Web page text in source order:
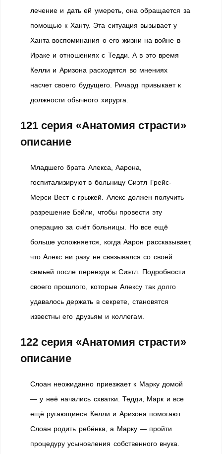
лечение и дать ей умереть, она обращается за
помощью к Ханту. Эта ситуация вызывает у
Ханта воспоминания о его жизни на войне в
Ираке и отношениях с Тедди. А в это время
Келли и Аризона расходятся во мнениях
насчет своего будущего. Ричард привыкает к
должности обычного хирурга.
121 серия «Анатомия страсти»
описание
Младшего брата Алекса, Аарона,
госпитализируют в больницу Сиэтл Грейс-
Мерси Вест с грыжей. Алекс должен получить
разрешение Бэйли, чтобы провести эту
операцию за счёт больницы. Но все ещё
больше усложняется, когда Аарон рассказывает,
что Алекс ни разу не связывался со своей
семьей после переезда в Сиэтл. Подробности
своего прошлого, которые Алексу так долго
удавалось держать в секрете, становятся
известны его друзьям и коллегам.
122 серия «Анатомия страсти»
описание
Слоан неожиданно приезжает к Марку домой
— у неё начались схватки. Тедди, Марк и все
ещё ругающиеся Келли и Аризона помогают
Слоан родить ребёнка, а Марку — пройти
процедуру усыновления собственного внука.